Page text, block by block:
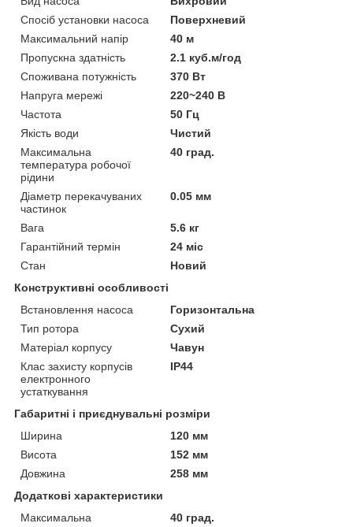
Спосіб установки насоса
Поверхневий
Максимальний напір
40 м
Пропускна здатність
2.1 куб.м/год
Споживана потужність
370 Вт
Напруга мережі
220~240 В
Частота
50 Гц
Якість води
Чистий
Максимальна
температура робочої
рідини
40 град.
Діаметр перекачуваних
частинок
0.05 мм
Вага
5.6 кг
Гарантійний термін
24 міс
Стан
Новий
Конструктивні особливості
Встановлення насоса
Горизонтальна
Тип ротора
Сухий
Матеріал корпусу
Чавун
Клас захисту корпусів
електронного
устаткування
IP44
Габаритні і приєднувальні розміри
Ширина
120 мм
Висота
152 мм
Довжина
258 мм
Додаткові характеристики
Максимальна
40 град.